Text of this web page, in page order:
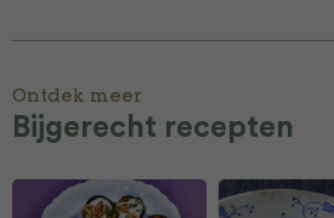
Ontdek meer
Bijgerecht recepten